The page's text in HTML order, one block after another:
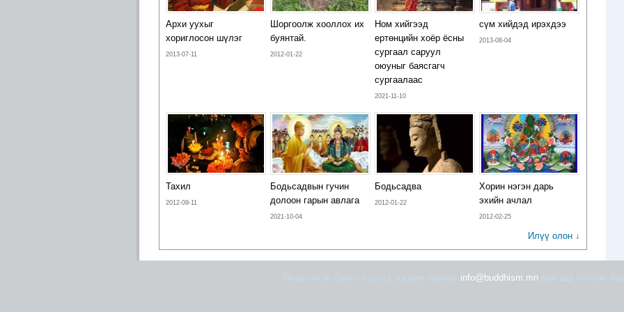
Архи уухыг
хориглосон шүлэг
2013-07-11
Шоргоолж хооллох их
буянтай.
2012-01-22
Ном хийгээд
ертөнцийн хоёр ёсны
сургаал саруул
оюуныг баясгагч
сургаалаас
2021-11-10
сүм хийдэд ирэхдээ
2013-08-04
Тахил
2012-09-11
Бодьсадвын гучин
долоон гарын авлага
2021-10-04
Бодьсадва
2012-01-22
Хорин нэгэн дарь
эхийн ачлал
2012-02-25
Илүү олон ↓
Ямар нэгэн санал хүсэлт, шүүмж байвал info@buddhism.mn хаягаар холбоо